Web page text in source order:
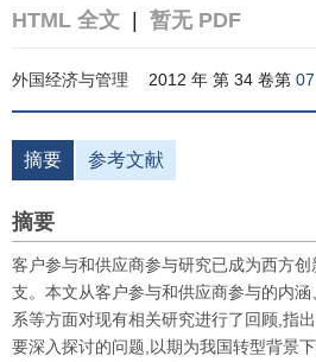
HTML 全文 暂无 PDF
外国经济与管理 2012 年 第 34 卷第
摘要 参考文献
摘要
客户参与和供应商参与研究已成为西方
支。本文从客户参与和供应商参与的内
系等方面对现有相关研究进行了回顾,指
要深入探讨的问题,以期为我国转型背景